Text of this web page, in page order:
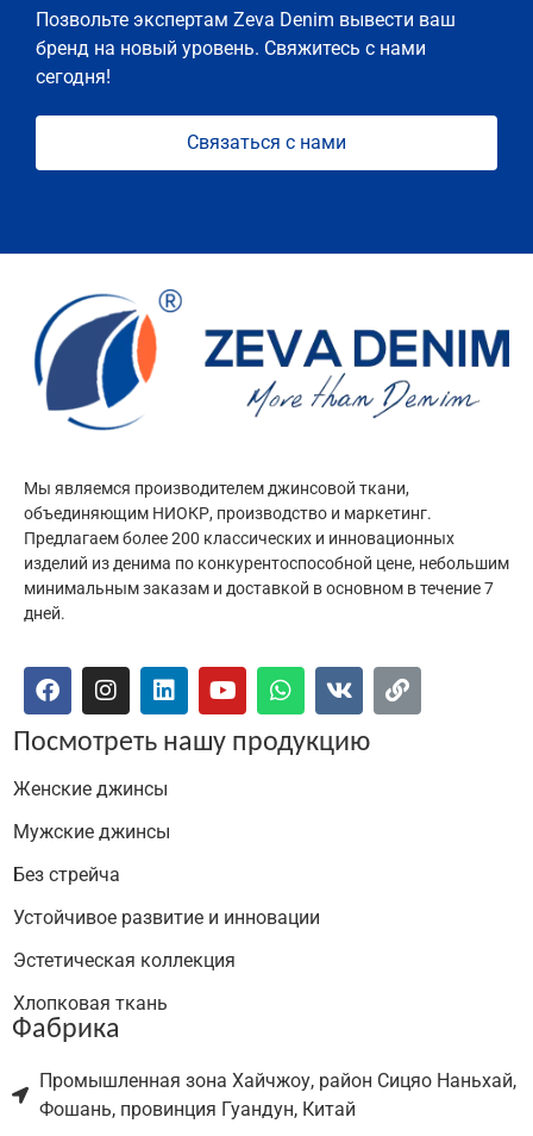
Позвольте экспертам Zeva Denim вывести ваш
бренд на новый уровень. Свяжитесь с нами
сегодня!
Связаться с нами
Мы являемся производителем джинсовой ткани,
объединяющим НИОКР, производство и маркетинг.
Предлагаем более 200 классических и инновационных
изделий из денима по конкурентоспособной цене, небольшим
минимальным заказам и доставкой в основном в течение 7
дней.
Посмотреть нашу продукцию
Женские джинсы
Мужские джинсы
Без стрейча
Устойчивое развитие и инновации
Эстетическая коллекция
Хлопковая ткань
Фабрика
Промышленная зона Хайчжоу, район Сицяо Наньхай,
Фошань, провинция Гуандун, Китай